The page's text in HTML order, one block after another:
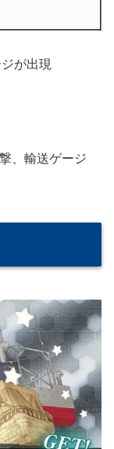
が出現
、輸送ゲージ